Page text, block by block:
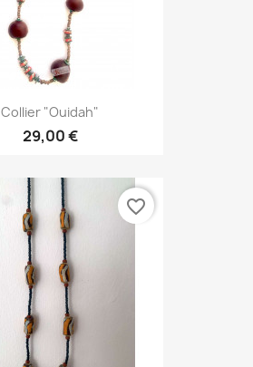
Collier "Ouidah"
29,00 €
favorite_border